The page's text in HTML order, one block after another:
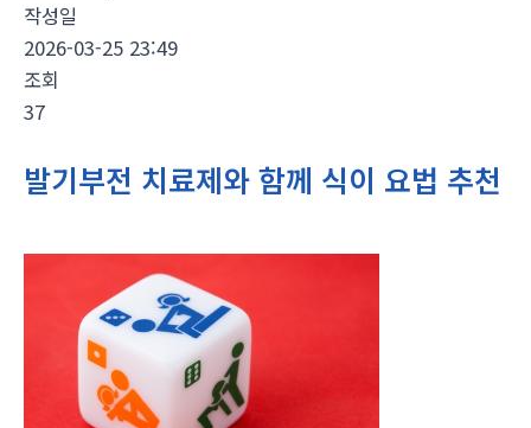
작성일
2026-03-25 23:49
조회
37
발기부전 치료제와 함께 식이 요법 추천